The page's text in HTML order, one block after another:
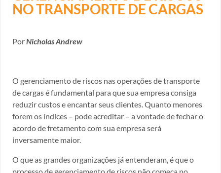
NO TRANSPORTE DE CARGAS
PorNicholas Andrew
O gerenciamento de riscos nas operações de transporte
de cargas é fundamental para que sua empresa consiga
reduzir custos e encantar seus clientes. Quanto menores
forem os índices – pode acreditar – a vontade de fechar o
acordo de fretamento com sua empresa será
inversamente maior.
O que as grandes organizações já entenderam, é que o